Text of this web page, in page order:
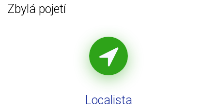
Zbylá pojetí
Localista